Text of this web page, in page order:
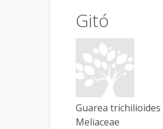
Gitó
Guarea trichilioides
Meliaceae